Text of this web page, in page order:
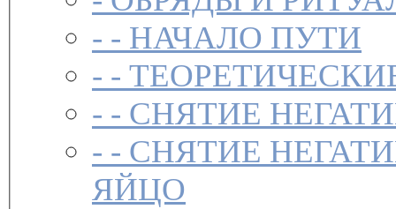
- - НАЧАЛО ПУТИ
- -
- - СНЯТИЕ
- - СНЯТИЕ
ЯЙЦО